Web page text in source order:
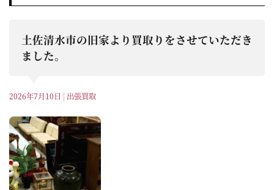
土佐清水市の旧家より買取りをさせていただき
ました。
2026年7月10日 | 出張買取